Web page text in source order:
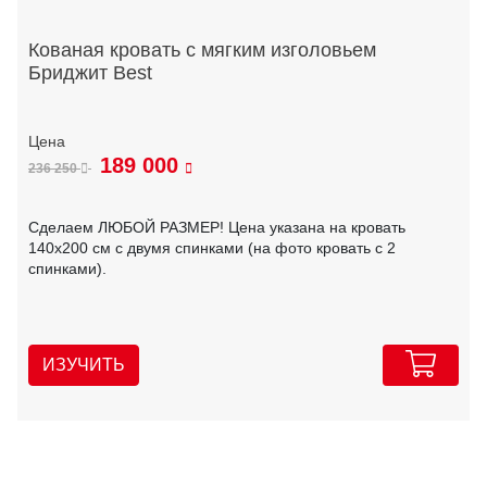
Кованая кровать с мягким изголовьем
Бриджит Best
236 250 189 000
Сделаем ЛЮБОЙ РАЗМЕР! Цена указана на кровать
140х200 см с двумя спинками (на фото кровать с 2
спинками).
ИЗУЧИТЬ